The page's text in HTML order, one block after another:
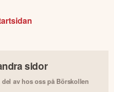
sidor
av hos oss på Börskollen